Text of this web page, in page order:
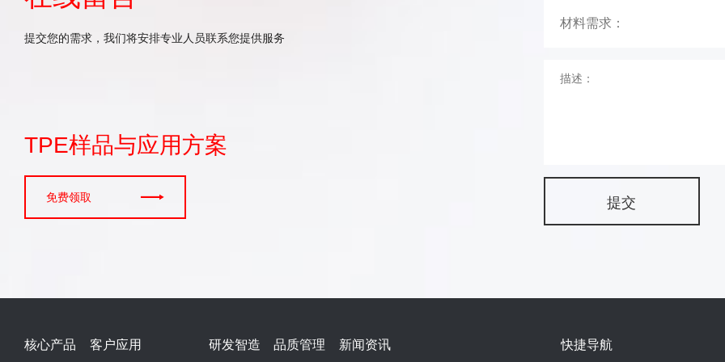
提交您的需求，我们将安排专业人员联系您提供服务
TPE样品与应用方案
免费领取 
核心产品 客户应用 研发智造 品质管理 新闻资讯 快捷导航